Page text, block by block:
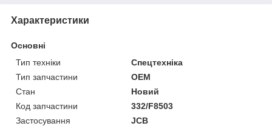
Характеристики
Основні
Тип техніки
Спецтехніка
Тип запчастини
OEM
Стан
Новий
Код запчастини
332/F8503
Застосування
JCB